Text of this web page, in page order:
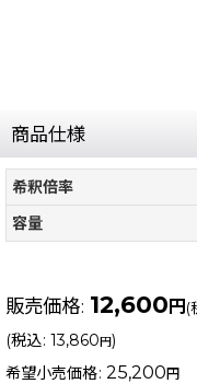
商品仕様
希釈倍率
容量
販売価格: 12,600円(
(税込: 13,860円)
希望小売価格: 25,200円